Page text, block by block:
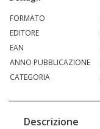
FORMATO
EDITORE
EAN
ANNO PUBBLICAZIONE
CATEGORIA
Descrizione